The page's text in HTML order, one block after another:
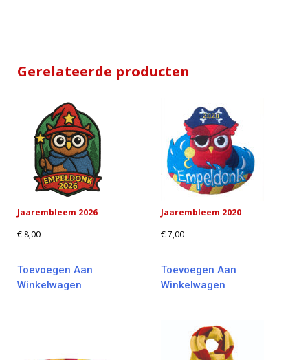
Gerelateerde producten
Jaarembleem 2026
€ 8,00
Toevoegen Aan
Winkelwagen
Jaarembleem 2020
€7,00
Toevoegen Aan
Winkelwagen